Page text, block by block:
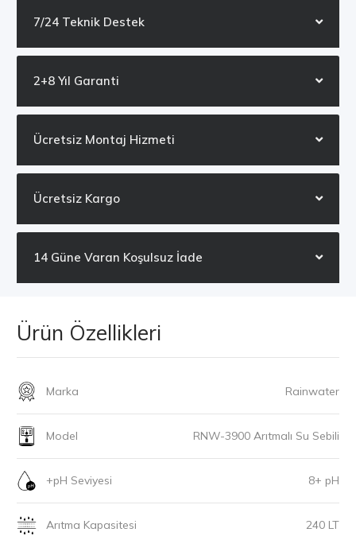
7/24 Teknik Destek
2+8 Yıl Garanti
Ücretsiz Montaj Hizmeti
Ücretsiz Kargo
14 Güne Varan Koşulsuz İade
Ürün Özellikleri
Marka Rainwater
Model RNW-3900 Arıtmalı Su Sebili
+pH Seviyesi 8+ pH
Arıtma Kapasitesi 240 LT